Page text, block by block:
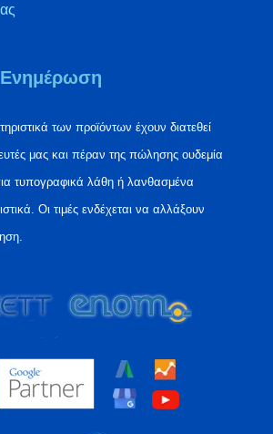
Ενημέρωση
των προϊόντων έχουν διατεθεί
μας και πέραν της πώλησης ουδεμία
τυπογραφικά λάθη ή λανθασμένα
Οι τιμές ενδέχεται να αλλάξουν